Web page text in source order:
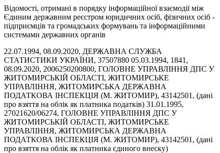
Відомості, отримані в порядку інформаційної взаємодії між
Єдиним державним реєстром юридичних осіб, фізичних осіб -
підприємців та громадських формувань та інформаційними
системами державних органів
22.07.1994, 08.09.2020, ДЕРЖАВНА СЛУЖБА
СТАТИСТИКИ УКРАЇНИ, 37507880 05.03.1994, 1841,
08.09.2020, 2006250200800, ГОЛОВНЕ УПРАВЛІННЯ ДПС У
ЖИТОМИРСЬКІЙ ОБЛАСТІ, ЖИТОМИРСЬКЕ
УПРАВЛІННЯ, ЖИТОМИРСЬКА ДЕРЖАВНА
ПОДАТКОВА ІНСПЕКЦІЯ (М. ЖИТОМИР), 43142501, (дані
про взяття на облік як платника податків) 31.01.1995,
27021620/06274, ГОЛОВНЕ УПРАВЛІННЯ ДПС У
ЖИТОМИРСЬКІЙ ОБЛАСТІ, ЖИТОМИРСЬКЕ
УПРАВЛІННЯ, ЖИТОМИРСЬКА ДЕРЖАВНА
ПОДАТКОВА ІНСПЕКЦІЯ (М. ЖИТОМИР), 43142501, (дані
про взяття на облік як платника єдиного внеску)